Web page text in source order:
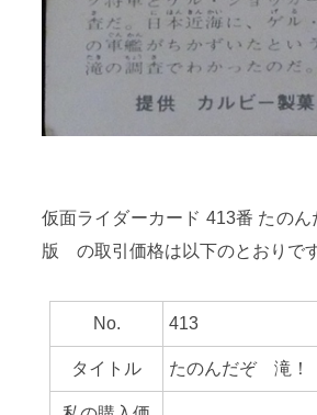
仮面ライダーカード 413番 たの
版 の取引価格は以下のとおりです
No. 413
タイトル たのんだぞ 滝！